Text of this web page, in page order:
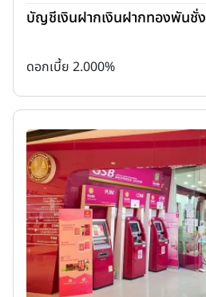
บัญชีเงินฝากเงินฝากทองพันชั่ง
ดอกเบี้ย 2.000%